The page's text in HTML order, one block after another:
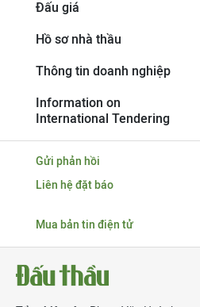
Đấu giá
Hồ sơ nhà thầu
Thông tin doanh nghiệp
Information on
International Tendering
Gửi phản hồi
Liên hệ đặt báo
Mua bản tin điện tử